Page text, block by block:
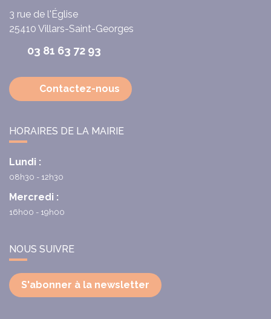
3 rue de l'Église
25410 Villars-Saint-Georges
03 81 63 72 93
Contactez-nous
HORAIRES DE LA MAIRIE
Lundi :
08h30 - 12h30
Mercredi :
16h00 - 19h00
NOUS SUIVRE
S'abonner à la newsletter